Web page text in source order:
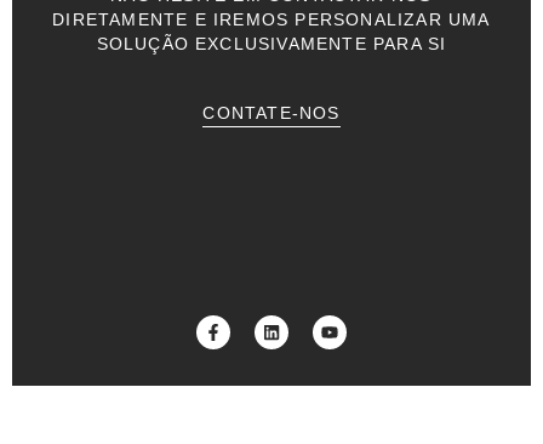
DIRETAMENTE E IREMOS PERSONALIZAR UMA
SOLUÇÃO EXCLUSIVAMENTE PARA SI
CONTATE-NOS